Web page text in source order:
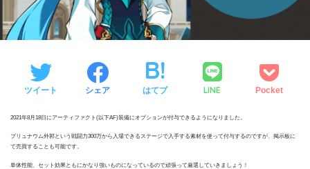
ツイート シェア はてブ LINE Pocket
2021年8月18日にアーティファクト(以下AF)装備にオプションが付与できるようになりました。
プリュナウム外郭という戦闘力300万から入場できるステージで入手する素材を使って付与するのですが、掲示板に
て売買することも可能です。
単体性能、セット効果ともにかなり強いものになっているので頑張って厳選していきましょう！